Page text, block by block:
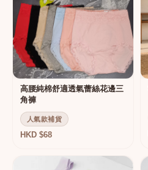
高腰純棉舒適透氣蕾絲花邊三
角褲
人氣款補貨
HKD $68